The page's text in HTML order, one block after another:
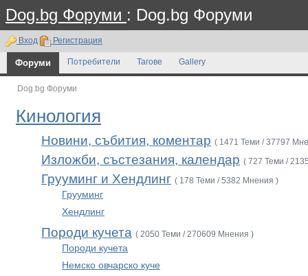
Dog.bg Форуми : Dog.bg Форуми
Вход Регистрация
Форуми Потребители Тагове Gallery
Dog.bg Форуми
Кинология
Новини, събития, коментар ( 1471 Теми / 37797
Изложби, състезания, календар ( 727 Теми /
Грууминг и Хендлинг ( 178 Теми / 5382 Мнения )
Грууминг
Хендлинг
Породи кучета ( 2050 Теми / 270609 Мнения )
Породи кучета
Немско овчарско куче